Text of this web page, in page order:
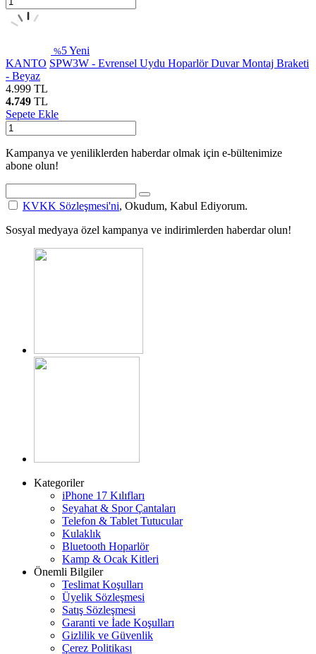
%5Yeni
KANTO SPW3W - Evrensel Uydu Hoparlör Duvar Montaj Braketi
- Beyaz
4.999 TL
4.749 TL
Sepete Ekle
Kampanya ve yeniliklerden haberdar olmak için e-bültenimize
abone olun!
KVKK Sözleşmesi'ni, Okudum, Kabul Ediyorum.
Sosyal medyaya özel kampanya ve indirimlerden haberdar olun!
Kategoriler
iPhone 17 Kılıfları
Seyahat & Spor Çantaları
Telefon & Tablet Tutucular
Kulaklık
Bluetooth Hoparlör
Kamp & Ocak Kitleri
Önemli Bilgiler
Teslimat Koşulları
Üyelik Sözleşmesi
Satış Sözleşmesi
Garanti ve İade Koşulları
Gizlilik ve Güvenlik
Çerez Politikası